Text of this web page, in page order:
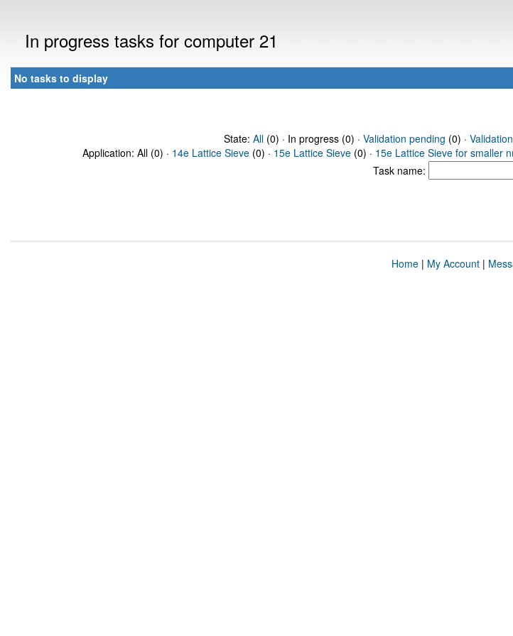
In progress tasks for computer 21
No tasks to display
State: All(0) · In progress (0) · Validation pending (0) ·
Application: All (0) · 14e Lattice Sieve (0) · 15e Lattice Sieve (0) · 15e Lattice Sieve for smaller
Task name:
Home| My Account|